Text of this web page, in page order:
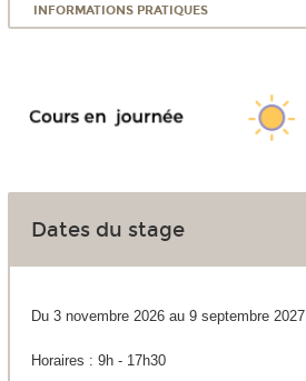
INFORMATIONS PRATIQUES
Dates du stage
Du 3 novembre 2026 au 9 septembre 2027
Horaires : 9h - 17h30